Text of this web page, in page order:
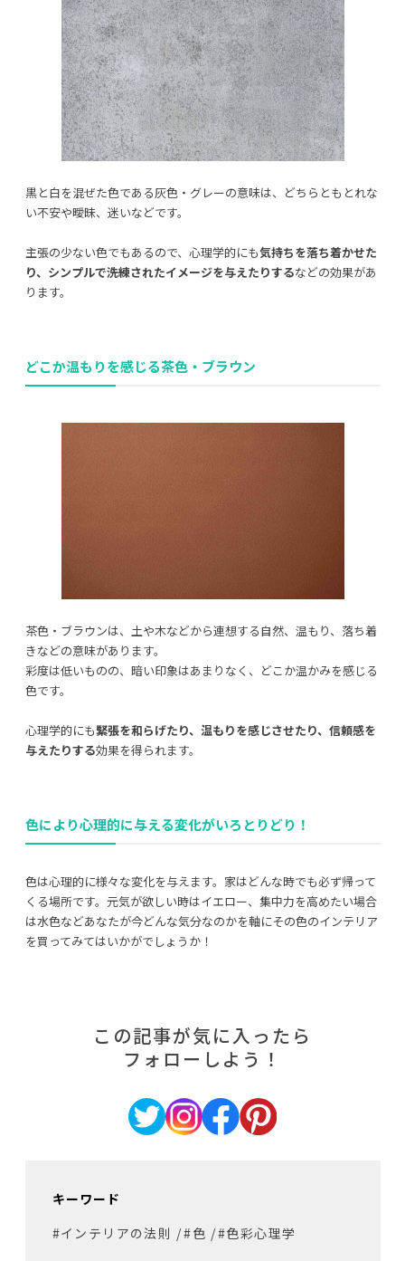
黒と白を混ぜた色である灰色・グレーの意味は、どちらともとれな
い不安や曖昧、迷いなどです。
主張の少ない色でもあるので、心理学的にも気持ちを落ち着かせた
り、シンプルで洗練されたイメージを与えたりするなどの効果があ
ります。
どこか温もりを感じる茶色・ブラウン
茶色・ブラウンは、土や木などから連想する自然、温もり、落ち着
きなどの意味があります。
彩度は低いものの、暗い印象はあまりなく、どこか温かみを感じる
色です。
心理学的にも緊張を和らげたり、温もりを感じさせたり、信頼感を
与えたりする効果を得られます。
色により心理的に与える変化がいろとりどり！
色は心理的に様々な変化を与えます。家はどんな時でも必ず帰って
くる場所です。元気が欲しい時はイエロー、集中力を高めたい場合
は水色などあなたが今どんな気分なのかを軸にその色のインテリア
を買ってみてはいかがでしょうか！
この記事が気に入ったら
フォローしよう！
キーワード
#インテリアの法則 /#色 /#色彩心理学